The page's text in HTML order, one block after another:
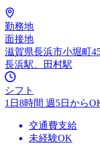
勤務地
面接地
滋賀県長浜市小堀町
長浜駅、田村駅
シフト
1日8時間 週5日から
交通費支給
未経験OK